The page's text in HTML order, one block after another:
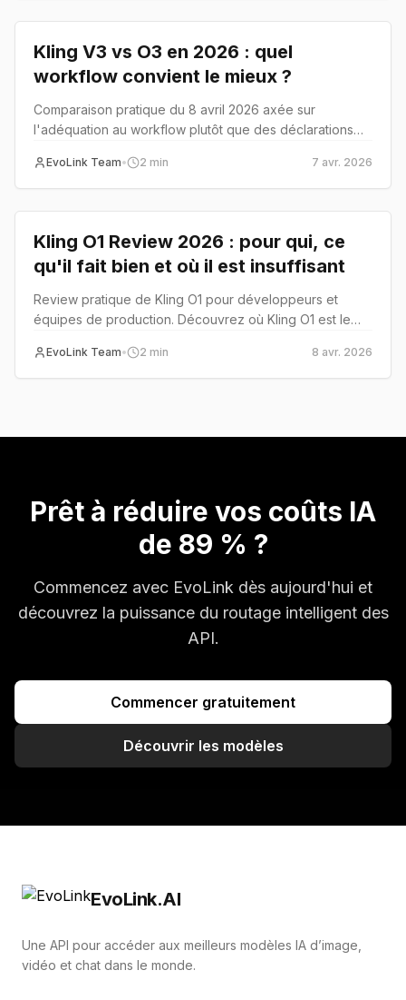
Kling V3 vs O3 en 2026 : quel
workflow convient le mieux ?
Comparaison pratique du 8 avril 2026 axée sur
l'adéquation au workflow plutôt que des déclarations
EvoLink Team• 2 min
7 avr. 2026
Review
Kling O1 Review 2026 : pour qui, ce
qu'il fait bien et où il est insuffisant
Review pratique de Kling O1 pour développeurs et
équipes de production. Découvrez où Kling O1 est le
quand son prix plus élevé est justifié.
EvoLink Team• 2 min 8 avr. 2026
Prêt à réduire vos coûts IA
de 89 % ?
Commencez avec EvoLink dès aujourd'hui et
découvrez la puissance du routage intelligent des
API.
Commencer gratuitement
Découvrir les modèles
EvoLink.AI
Une API pour accéder aux meilleurs modèles IA d’image,
vidéo et chat dans le monde.